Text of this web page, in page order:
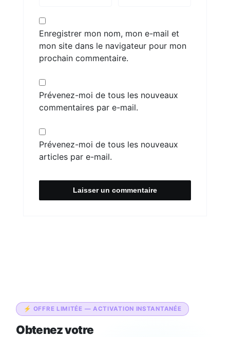
Enregistrer mon nom, mon e-mail et
mon site dans le navigateur pour mon
prochain commentaire.
Prévenez-moi de tous les nouveaux
commentaires par e-mail.
Prévenez-moi de tous les nouveaux
articles par e-mail.
⚡ OFFRE LIMITÉE — ACTIVATION INSTANTANÉE
Obtenez votre